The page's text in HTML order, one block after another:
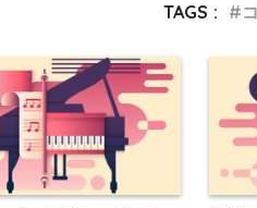
TAGS :